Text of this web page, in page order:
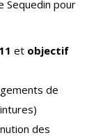
Sequedin pour
et objectif
de
des